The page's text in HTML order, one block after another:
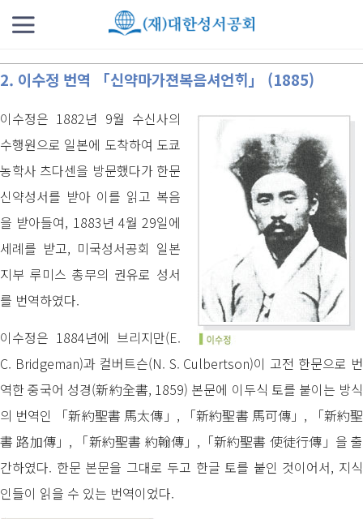
2. 이수정 번역 「신약마가젼복음셔언ᄒᆡ」 (1885)
이수정은 1882년 9월 수신사의
수행원으로 일본에 도착하여 도쿄
농학사 츠다센을 방문했다가 한문
신약성서를 받아 이를 읽고 복음
을 받아들여, 1883년 4월 29일에
세례를 받고, 미국성서공회 일본
지부 루미스 총무의 권유로 성서
를 번역하였다.
이수정은 1884년에 브리지만(E.
C. Bridgeman)과 컬버트슨(N. S. Culbertson)이 고전 한문으로 번
역한 중국어 성경(新約全書, 1859) 본문에 이두식 토를 붙이는 방식
의 번역인 「新約聖書 馬太傳」, 「新約聖書 馬可傳」, 「新約聖
書 路加傳」, 「新約聖書 約翰傳」,「新約聖書 使徒行傳」을 출
간하였다. 한문 본문을 그대로 두고 한글 토를 붙인 것이어서, 지식
인들이 읽을 수 있는 번역이었다.